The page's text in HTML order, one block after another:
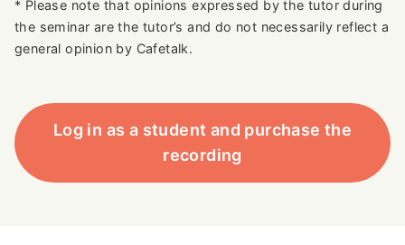
* Please note that opinions expressed by the tutor during
the seminar are the tutor’s and do not necessarily reflect a
general opinion by Cafetalk.
Log in as a student and purchase the
recording